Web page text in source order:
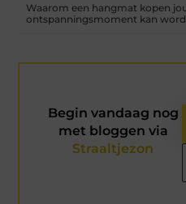
Waarom een hangmat kopen
ontspanningsmoment kan
Begin vandaag nog
met bloggen via
Straaltjezon